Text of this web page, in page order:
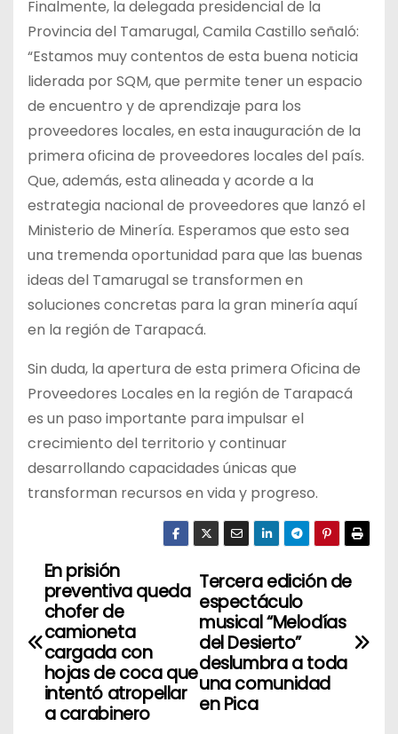
Finalmente, la delegada presidencial de la
Provincia del Tamarugal, Camila Castillo señaló:
“Estamos muy contentos de esta buena noticia
liderada por SQM, que permite tener un espacio
de encuentro y de aprendizaje para los
proveedores locales, en esta inauguración de la
primera oficina de proveedores locales del país.
Que, además, esta alineada y acorde a la
estrategia nacional de proveedores que lanzó el
Ministerio de Minería. Esperamos que esto sea
una tremenda oportunidad para que las buenas
ideas del Tamarugal se transformen en
soluciones concretas para la gran minería aquí
en la región de Tarapacá.
Sin duda, la apertura de esta primera Oficina de
Proveedores Locales en la región de Tarapacá
es un paso importante para impulsar el
crecimiento del territorio y continuar
desarrollando capacidades únicas que
transforman recursos en vida y progreso.
N
v
Tercera edición de
espectáculo
musical “Melodías
del Desierto”
deslumbra a toda
una comunidad
en Pica
En prisión
preventiva queda
chofer de
camioneta
cargada con
hojas de coca que
intentó atropellar
a carabinero